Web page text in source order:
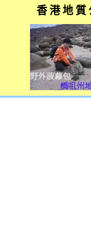
香 港 地 質